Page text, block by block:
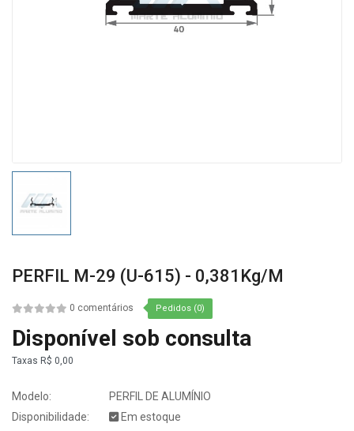
PERFIL M-29 (U-615) - 0,381Kg/m
0 comentários Pedidos (0)
Disponível sob consulta
Taxas R$ 0,00
Modelo:
PERFIL DE ALUMÍNIO
Disponibilidade:
Em estoque